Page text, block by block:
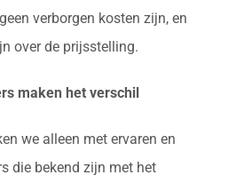
verborgen kosten zijn, en
over de prijsstelling.
maken het verschil
we alleen met ervaren en
die bekend zijn met het